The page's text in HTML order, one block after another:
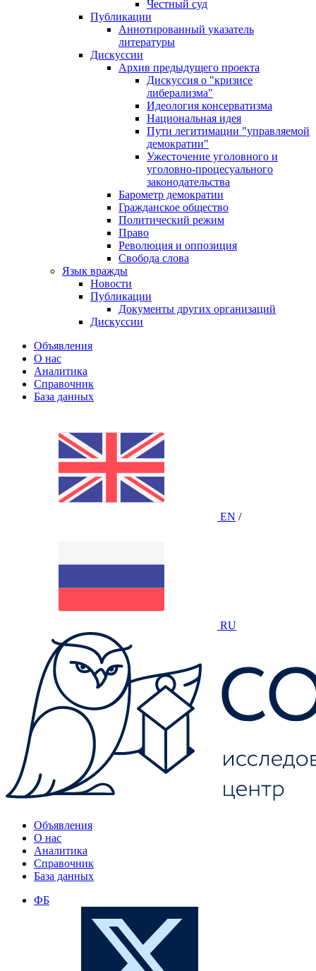
Честный суд
Публикации
Аннотированный указатель
литературы
Дискуссии
Архив предыдущего проекта
Дискуссия о "кризисе
либерализма"
Идеология консерватизма
Национальная идея
Пути легитимации "управляемой
демократии"
Ужесточение уголовного и
уголовно-процесуального
законодательства
Барометр демократии
Гражданское общество
Политический режим
Право
Революция и оппозиция
Свобода слова
Язык вражды
Новости
Публикации
Документы других организаций
Дискуссии
Объявления
О нас
Аналитика
Справочник
База данных
EN /
RU
Объявления
О нас
Аналитика
Справочник
База данных
ФБ